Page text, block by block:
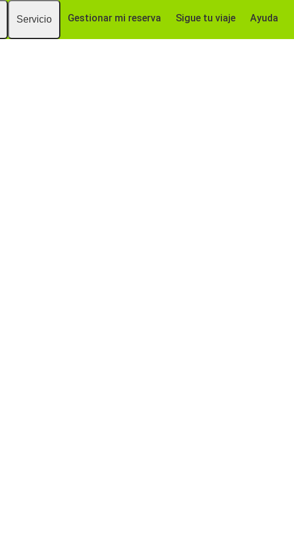
Servicio Gestionar mi reserva Sigue tu viaje Ayuda